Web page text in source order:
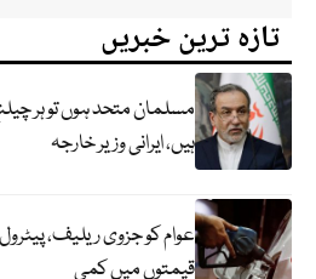
تازہ ترین خبریں
مسلمان متحد ہوں تو ہر
ہیں، ایرانی وزیر خارجہ
عوام کو جزوی ریلیف،
قیمتوں میں کمی